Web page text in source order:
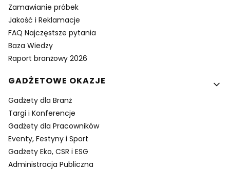
Zamawianie próbek
Jakość i Reklamacje
FAQ Najczęstsze pytania
Baza Wiedzy
Raport branżowy 2026
GADŻETOWE OKAZJE
Gadżety dla Branż
Targi i Konferencje
Gadżety dla Pracowników
Eventy, Festyny i Sport
Gadżety Eko, CSR i ESG
Administracja Publiczna